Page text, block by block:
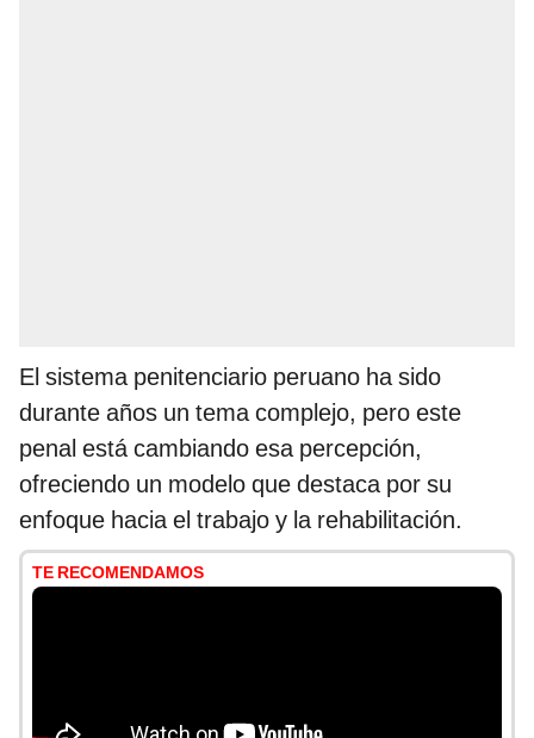
El sistema penitenciario peruano ha sido
durante años un tema complejo, pero este
penal está cambiando esa percepción,
ofreciendo un modelo que destaca por su
enfoque hacia el trabajo y la rehabilitación.
TE RECOMENDAMOS